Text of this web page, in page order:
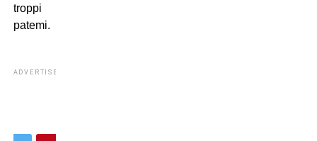
troppi
patemi.
ADVERTISEMENT